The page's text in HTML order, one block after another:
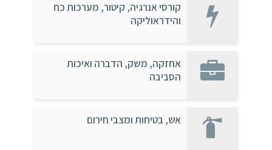
קורסי אנרגיה, קיטור, מערכות כח
והידראוליקה
אחזקה, משק, הדברה ואיכות
הסביבה
אש, בטיחות ומצבי חירום